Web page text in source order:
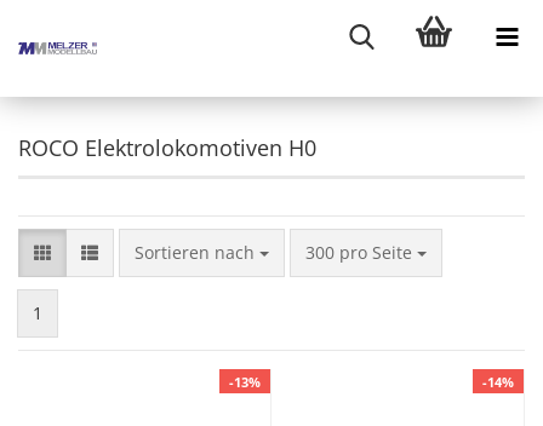
ROCO Elektrolokomotiven H0
Sortieren nach
Sortieren nach 300 pro Seite
pro Seite
1
-13% -14%